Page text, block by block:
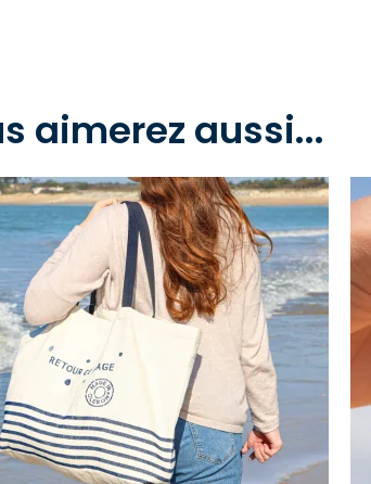
aimerez aussi...